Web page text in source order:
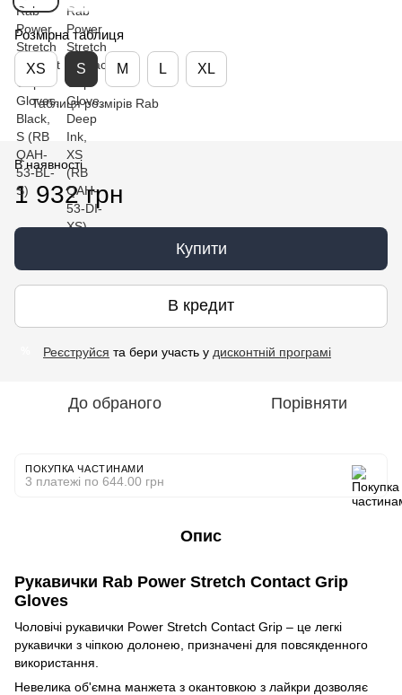
Розмірна таблиця
XS S M L XL
Таблиця розмірів Rab
В наявності
1 932 грн
Купити
В кредит
Реєструйся та бери участь у дисконтній програмі
До обраного Порівняти
ПОКУПКА ЧАСТИНАМИ
3 платежі по 644.00 грн
Опис
Рукавички Rab Power Stretch Contact Grip
Gloves
Чоловічі рукавички Power Stretch Contact Grip – це легкі
рукавички з чіпкою долонею, призначені для повсякденного
використання.
Невелика об'ємна манжета з окантовкою з лайкри дозволяє